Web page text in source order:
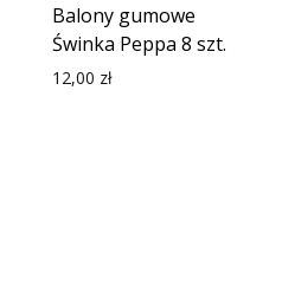
Balony gumowe
Świnka Peppa 8 szt.
12,00 zł